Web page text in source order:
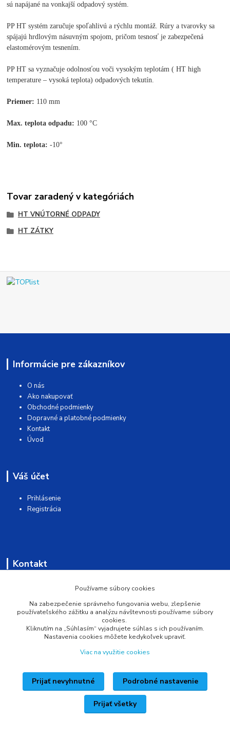
sú napájané na vonkajší odpadový systém.
PP HT systém zaručuje spoľahlivú a rýchlu montáž. Rúry a tvarovky sa
spájajú hrdlovým násuvným spojom, pričom tesnosť je zabezpečená
elastomérovým tesnením.
PP HT sa vyznačuje odolnosťou voči vysokým teplotám ( HT high
temperature – vysoká teplota) odpadových tekutín.
Priemer: 110 mm
Max. teplota odpadu: 100 °C
Min. teplota: -10°
Tovar zaradený v kategóriách
HT VNÚTORNÉ ODPADY
HT ZÁTKY
Informácie pre zákazníkov
O nás
Ako nakupovať
Obchodné podmienky
Dopravné a platobné podmienky
Kontakt
Úvod
Váš účet
Prihlásenie
Registrácia
Kontakt
0902 527 909
info@pprsystem.sk
Upravit sběr cookies.
Používame súbory cookies
Na zabezpečenie správneho fungovania webu, zlepšenie
používateľského zážitku a analýzu návštevnosti používame súbory
cookies.
Kliknutím na „Súhlasím“ vyjadrujete súhlas s ich používaním.
Nastavenia cookies môžete kedykoľvek upraviť.
Viac na využitie cookies
Prijať nevyhnutné Podrobné nastavenie
Prijať všetky